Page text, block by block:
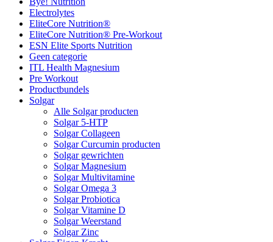
Electrolytes
EliteCore Nutrition®
EliteCore Nutrition® Pre-Workout
ESN Elite Sports Nutrition
Geen categorie
ITL Health Magnesium
Pre Workout
Productbundels
Solgar
Alle Solgar producten
Solgar 5-HTP
Solgar Collageen
Solgar Curcumin producten
Solgar gewrichten
Solgar Magnesium
Solgar Multivitamine
Solgar Omega 3
Solgar Probiotica
Solgar Vitamine D
Solgar Weerstand
Solgar Zinc